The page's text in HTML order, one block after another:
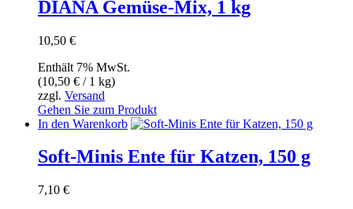
DIANA Gemüse-Mix, 1 kg
10,50 €
Enthält 7% MwSt.
(10,50 € / 1 kg)
zzgl. Versand
Gehen Sie zum Produkt
In den Warenkorb
Soft-Minis Ente für Katzen, 150 g
7,10 €